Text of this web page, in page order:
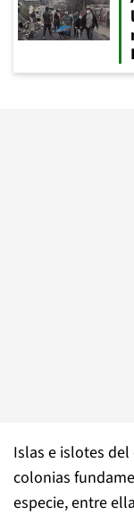
Islas e islotes
colonias
especie, entre